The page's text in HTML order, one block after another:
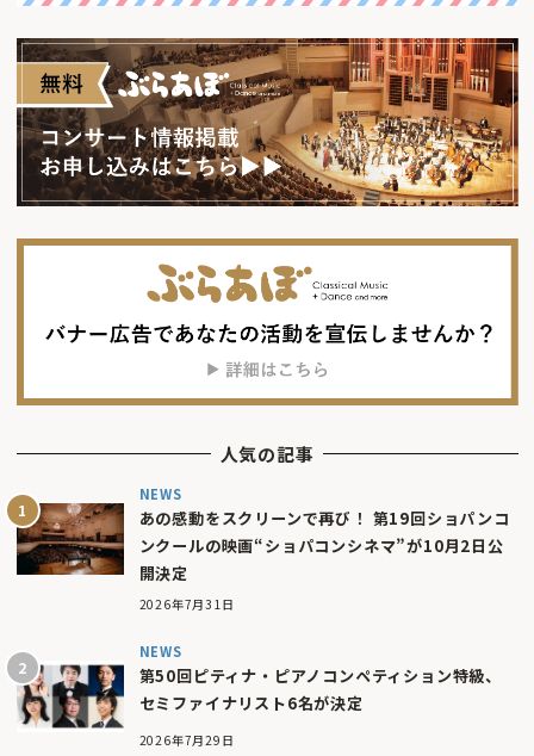
人気の記事
NEWS
あの感動をスクリーンで再び！ 第19回ショパンコ
ンクールの映画“ショパコンシネマ”が10月2日公
開決定
2026年7月31日
NEWS
第50回ピティナ・ピアノコンペティション特級、
セミファイナリスト6名が決定
2026年7月29日